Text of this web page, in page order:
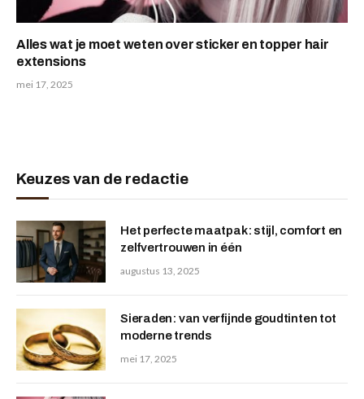
Alles wat je moet weten over sticker en topper hair
extensions
mei 17, 2025
Keuzes van de redactie
Het perfecte maatpak: stijl, comfort en
zelfvertrouwen in één
augustus 13, 2025
Sieraden: van verfijnde goudtinten tot
moderne trends
mei 17, 2025